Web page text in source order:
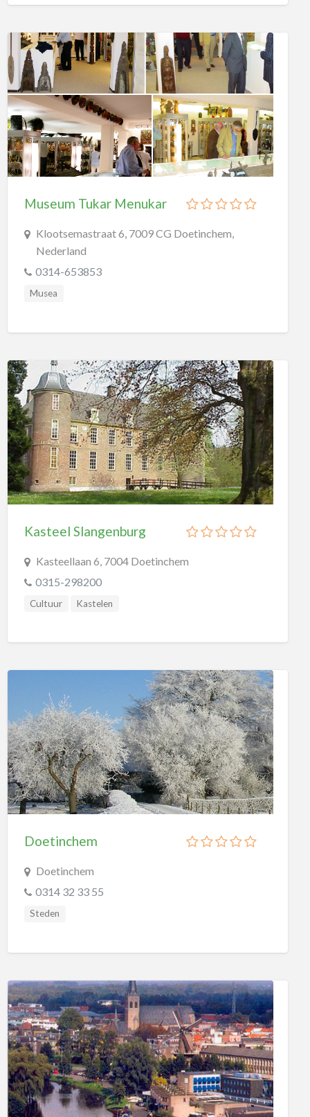
Museum Tukar Menukar
Klootsemastraat 6, 7009 CG Doetinchem,
Nederland
0314-653853
Musea
Kasteel Slangenburg
Kasteellaan 6, 7004 Doetinchem
0315-298200
Cultuur Kastelen
Doetinchem
Doetinchem
0314 32 33 55
Steden